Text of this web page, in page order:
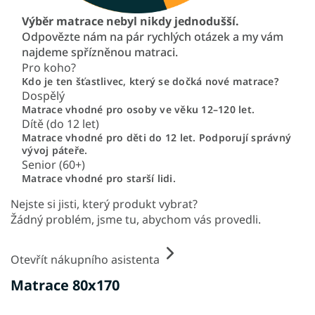
Matrace 80x170
Výběr matrace nebyl nikdy jednodušší.
Odpovězte nám na pár rychlých otázek a my vám
najdeme spřízněnou matraci.
Pro koho?
Kdo je ten šťastlivec, který se dočká nové matrace?
Dospělý
Matrace vhodné pro osoby ve věku 12–120 let.
Dítě (do 12 let)
Matrace vhodné pro děti do 12 let. Podporují správný
vývoj páteře.
Senior (60+)
Matrace vhodné pro starší lidi.
Nejste si jisti, který produkt vybrat?
Žádný problém, jsme tu, abychom vás provedli.
Otevřít nákupního asistenta